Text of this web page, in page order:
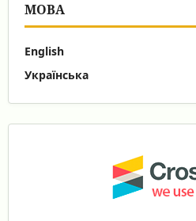
МОВА
English
Українська